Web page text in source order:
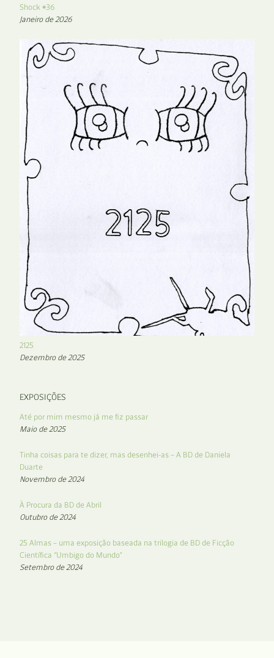
Shock #36
Janeiro de 2026
2125
Dezembro de 2025
EXPOSIÇÕES
Até por mim mesmo já me fiz passar
Maio de 2025
Tinha coisas para te dizer, mas desenhei-as – A BD de Daniela
Duarte
Novembro de 2024
À Procura da BD de Abril
Outubro de 2024
25 Almas – uma exposição baseada na trilogia de BD de Ficção
Científica “Umbigo do Mundo”
Setembro de 2024